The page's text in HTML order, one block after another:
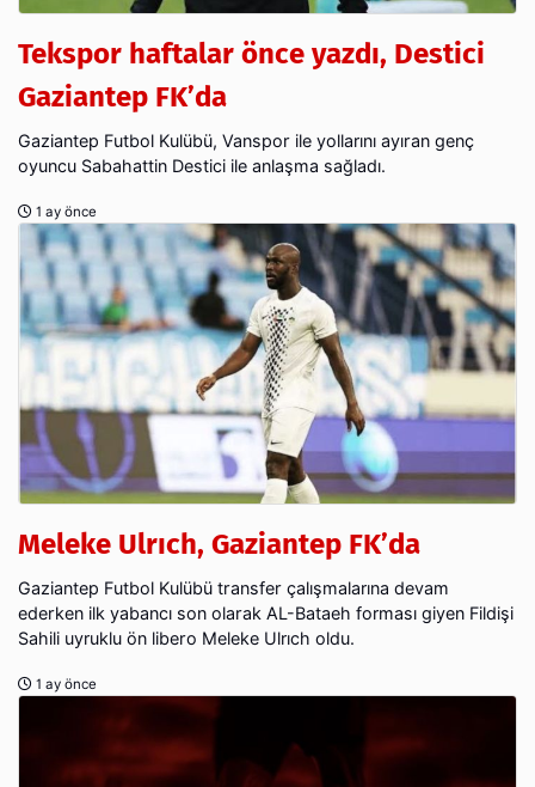
Tekspor haftalar önce yazdı, Destici
Gaziantep FK’da
Gaziantep Futbol Kulübü, Vanspor ile yollarını ayıran genç
oyuncu Sabahattin Destici ile anlaşma sağladı.
1 ay önce
Meleke Ulrıch, Gaziantep FK’da
Gaziantep Futbol Kulübü transfer çalışmalarına devam
ederken ilk yabancı son olarak AL-Bataeh forması giyen Fildişi
Sahili uyruklu ön libero Meleke Ulrıch oldu.
1 ay önce